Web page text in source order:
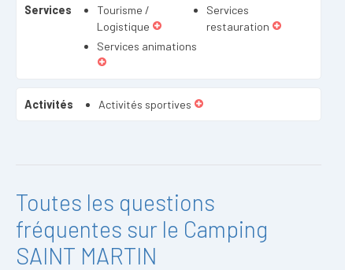
Services
Tourisme /
Logistique
Services
restauration
Services animations
Activités Activités sportives
Toutes les questions
fréquentes sur le Camping
SAINT MARTIN